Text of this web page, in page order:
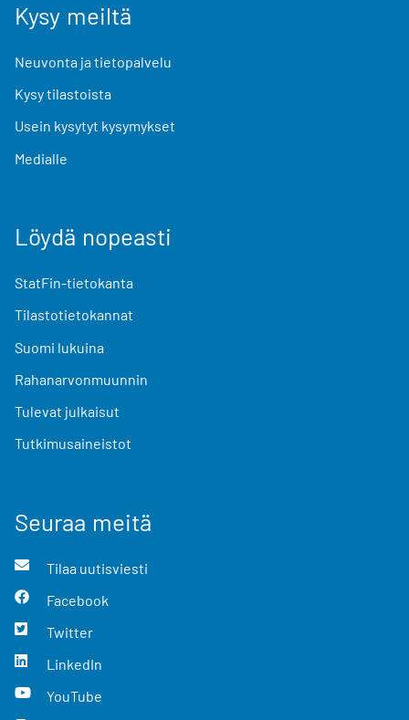
Kysy meiltä
Neuvonta ja tietopalvelu
Kysy tilastoista
Usein kysytyt kysymykset
Medialle
Löydä nopeasti
StatFin-tietokanta
Tilastotietokannat
Suomi lukuina
Rahanarvonmuunnin
Tulevat julkaisut
Tutkimusaineistot
Seuraa meitä
Tilaa uutisviesti
Facebook
Twitter
LinkedIn
YouTube